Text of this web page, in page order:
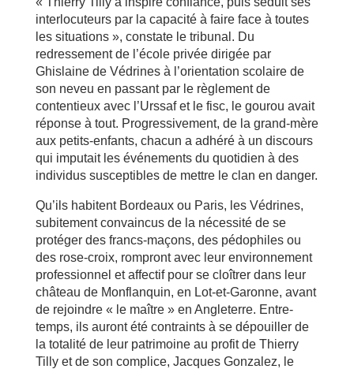
interlocuteurs par la capacité à faire face à toutes
les situations », constate le tribunal. Du
redressement de l’école privée dirigée par
Ghislaine de Védrines à l’orientation scolaire de
son neveu en passant par le règlement de
contentieux avec l’Urssaf et le fisc, le gourou avait
réponse à tout. Progressivement, de la grand-mère
aux petits-enfants, chacun a adhéré à un discours
qui imputait les événements du quotidien à des
individus susceptibles de mettre le clan en danger.
Qu’ils habitent Bordeaux ou Paris, les Védrines,
subitement convaincus de la nécessité de se
protéger des francs-maçons, des pédophiles ou
des rose-croix, rompront avec leur environnement
professionnel et affectif pour se cloîtrer dans leur
château de Monflanquin, en Lot-et-Garonne, avant
de rejoindre « le maître » en Angleterre. Entre-
temps, ils auront été contraints à se dépouiller de
la totalité de leur patrimoine au profit de Thierry
Tilly et de son complice, Jacques Gonzalez, le